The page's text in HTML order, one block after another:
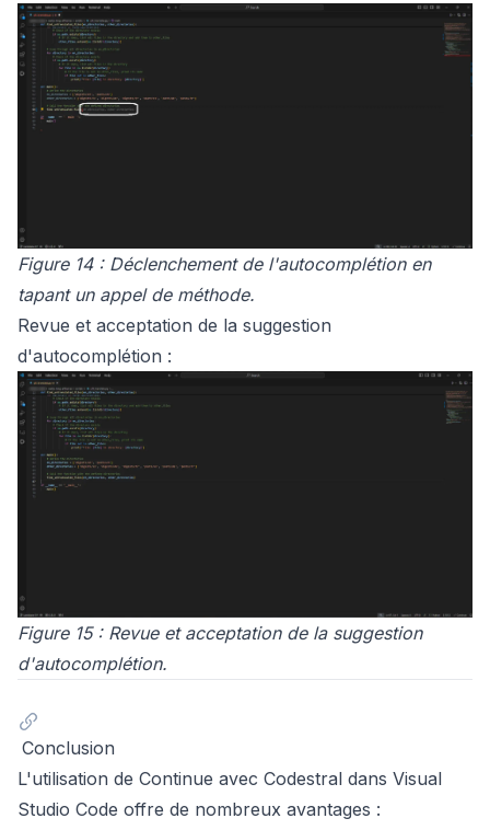
Figure 14 : Déclenchement de l'autocomplétion en
tapant un appel de méthode.
Revue et acceptation de la suggestion
d'autocomplétion :
Figure 15 : Revue et acceptation de la suggestion
d'autocomplétion.
Conclusion
L'utilisation de Continue avec Codestral dans Visual
Studio Code offre de nombreux avantages :